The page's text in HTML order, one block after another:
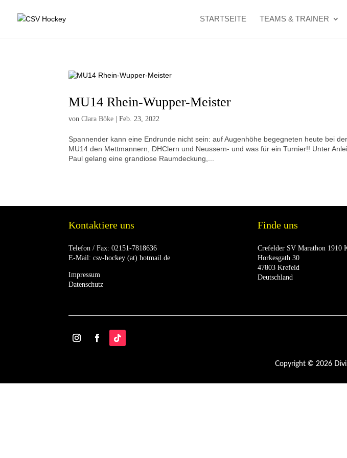
STARTSEITE TEAMS & TRAINER
MU14 Rhein-Wupper-Meister
vonClara Böke |Feb. 23, 2022
Spannender kann eine Endrunde nicht sein: auf Augenhöhe begegneten heute bei
MU14 den Mettmannern, DHClern und Neussern- und was für ein Turnier!! Unter
Paul gelang eine grandiose Raumdeckung,...
Kontaktiere uns
Telefon / Fax:02151-7818636
E-Mail:csv-hockey (at) hotmail.de
Impressum
Datenschutz
Finde uns
Crefelder SV Marathon 1910
Horkesgath 30
47803 Krefeld
Deutschland
Copyright © 2026